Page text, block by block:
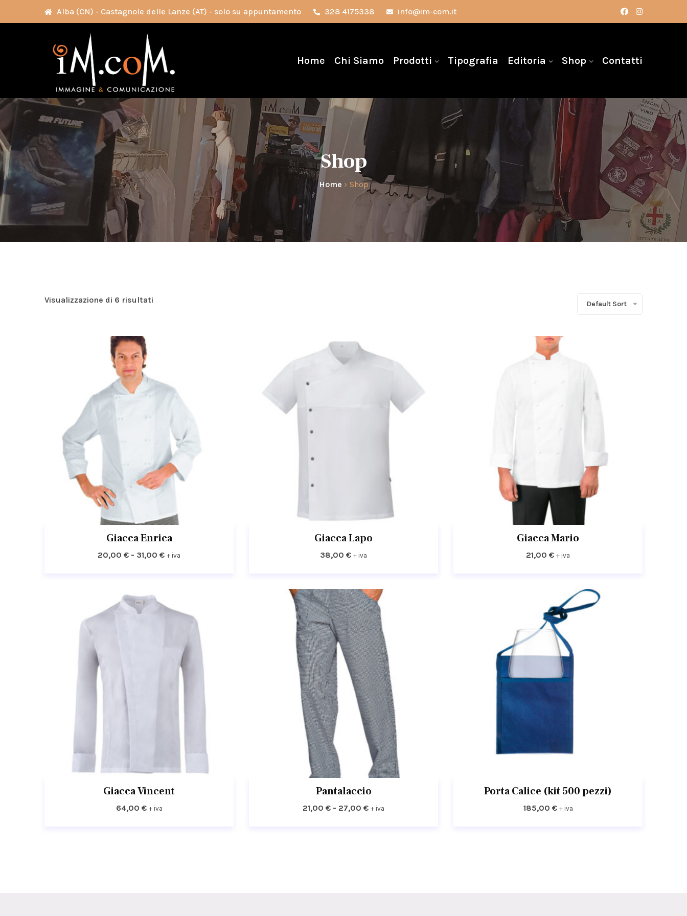
Alba (CN) - Castagnole delle Lanze (AT) - solo su appuntamento 328 4175338 info@im-com.it
Home Chi Siamo Prodotti Tipografia Editoria Shop Contatti
Shop
Home Shop
Visualizzazione di 6 risultati Default Sort
Giacca Enrica
20,00 € - 31,00 €Fascia
20,00 €
+ iva
Giacca Lapo
38,00 € + iva
Giacca Mario
21,00 € + iva
Giacca Vincent
64,00 € + iva
Pantalaccio
21,00 € - 27,00 €Fascia
+ iva
Porta Calice (kit 500 pezzi)
185,00 € + iva